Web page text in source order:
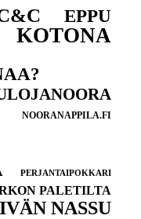
EPPU
KOTONA
NOORANAPPILA.FI
PERJANTAIPOKKARI
PALETILTA
NASSU